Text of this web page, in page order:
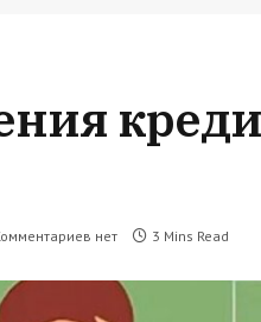
нет 3 Mins Read